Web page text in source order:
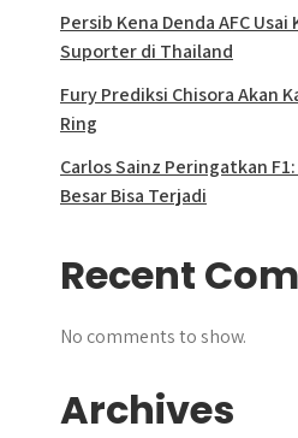
Persib Kena Denda AFC
Suporter di Thailand
Fury Prediksi Chisora Akan
Ring
Carlos Sainz Peringatkan
Besar Bisa Terjadi
Recent
No comments to show.
Archives